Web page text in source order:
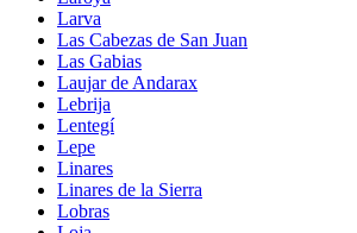
Larva
Las Cabezas de San Juan
Las Gabias
Laujar de Andarax
Lebrija
Lentegí
Lepe
Linares
Linares de la Sierra
Lobras